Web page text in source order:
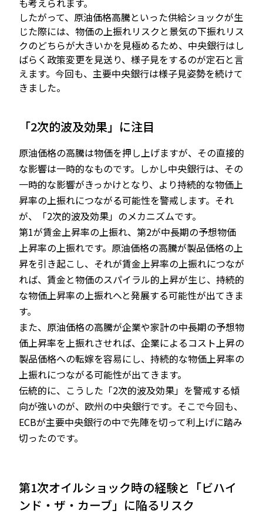
も考えられます。
したがって、原油価格高騰といった供給ショックが生
じた際には、物価の上振れリスクと景気の下振れリス
クのどちらが大きいかを見極めるため、中央銀行はし
ばらく政策変更を見送り、様子見をするのが定石と言
えます。今回も、主要中央銀行は様子見姿勢を続けて
きました。
「2次的波及効果」に注目
原油価格の高騰は物価を押し上げますが、その直接的
な影響は一時的なものです。しかし中央銀行は、その
一時的な影響がきっかけとなり、より持続的な物価上
昇率の上振れにつながる可能性を警戒します。それ
が、「2次的波及効果」のメカニズムです。
第1が賃金上昇率の上振れ、第2が中長期の予想物価
上昇率の上振れです。原油価格の高騰が製品価格の上
昇を引き起こし、それが賃金上昇率の上振れにつなが
れば、賃金と物価のスパイラル的上昇が生じ、持続的
な物価上昇率の上振れへと発展する可能性が出てきま
す。
また、原油価格の高騰が企業や家計の中長期の予想物
価上昇率を上振れさせれば、企業によるコスト上昇の
製品価格への転嫁を容易にし、持続的な物価上昇率の
上振れにつながる可能性が出てきます。
伝統的に、こうした「2次的波及効果」を警戒する傾
向が強いのが、欧州の中央銀行です。そこで今回も、
ECBが主要中央銀行の中で先陣を切って利上げに踏み
切ったのです。
第1次オイルショック時の経験と「ビハイ
ンド・ザ・カーブ」に陥るリスク